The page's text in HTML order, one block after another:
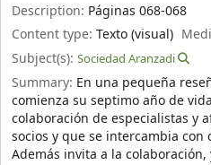
Description: Páginas 068-068
Content type: Texto (visual)
Subject(s): Sociedad Aranzadi
Summary: En una pequeña
comienza su septimo año de
colaboración de especialistas y
socios y que se intercambia
Además invita a la